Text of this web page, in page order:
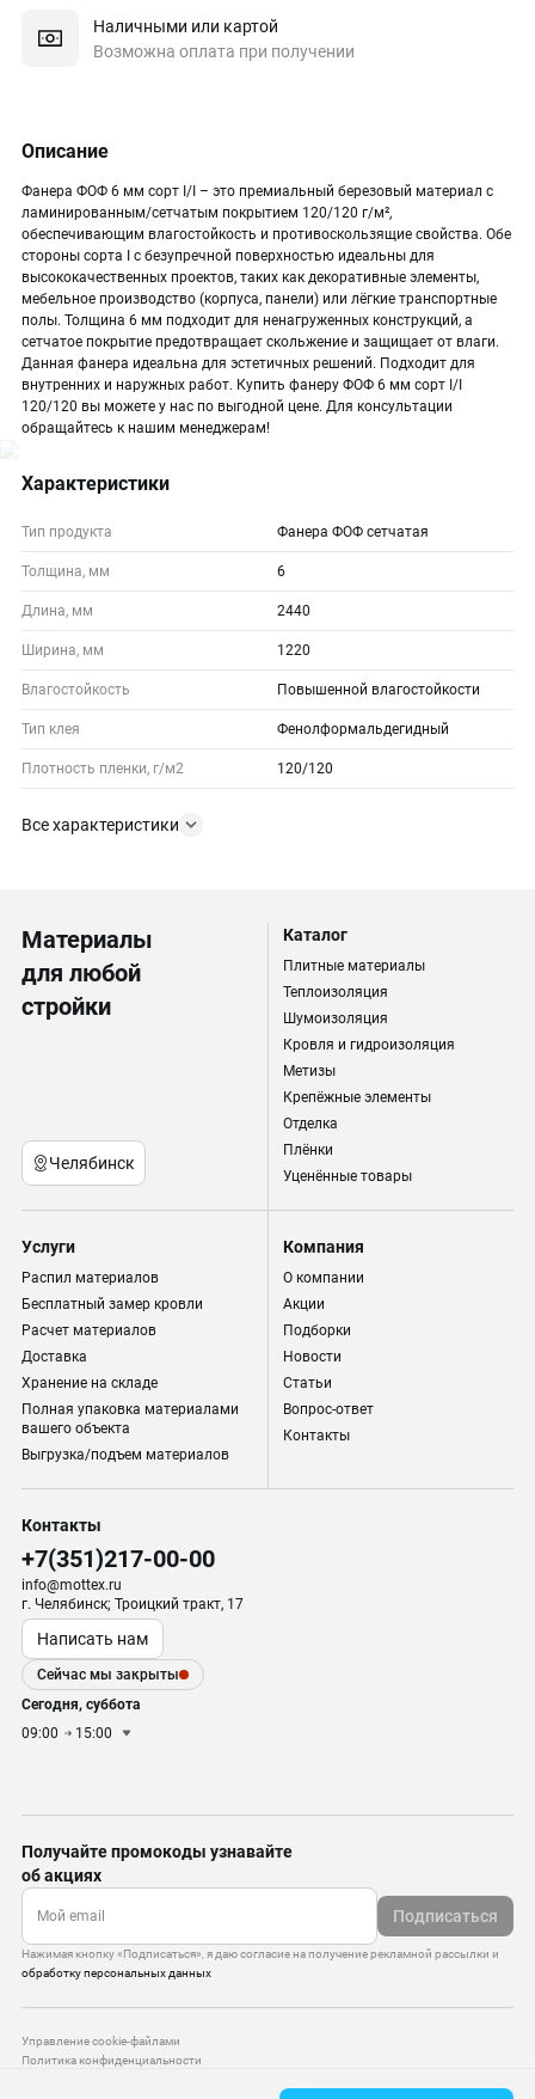
Наличными или картой
Возможна оплата при получении
Описание
Фанера ФОФ 6 мм сорт I/I – это премиальный березовый материал с
ламинированным/сетчатым покрытием 120/120 г/м²,
обеспечивающим влагостойкость и противоскользящие свойства. Обе
стороны сорта I с безупречной поверхностью идеальны для
высококачественных проектов, таких как декоративные элементы,
мебельное производство (корпуса, панели) или лёгкие транспортные
полы. Толщина 6 мм подходит для ненагруженных конструкций, а
сетчатое покрытие предотвращает скольжение и защищает от влаги.
Данная фанера идеальна для эстетичных решений. Подходит для
внутренних и наружных работ. Купить фанеру ФОФ 6 мм сорт I/I
120/120 вы можете у нас по выгодной цене. Для консультации
обращайтесь к нашим менеджерам!
Характеристики
Тип продукта Фанера ФОФ сетчатая
Толщина, мм 6
Длина, мм 2440
Ширина, мм 1220
Влагостойкость Повышенной влагостойкости
Тип клея Фенолформальдегидный
Плотность пленки, г/м2 120/120
Все характеристики
Материалы
для любой
стройки
Челябинск
Каталог
Плитные материалы
Теплоизоляция
Шумоизоляция
Кровля и гидроизоляция
Метизы
Крепёжные элементы
Отделка
Плёнки
Уценённые товары
Услуги
Распил материалов
Бесплатный замер кровли
Расчет материалов
Доставка
Хранение на складе
Полная упаковка материалами
вашего объекта
Выгрузка/подъем материалов
Компания
О компании
Акции
Подборки
Новости
Статьи
Вопрос-ответ
Контакты
Контакты
+7(351)217-00-00
info@mottex.ru
г. Челябинск; Троицкий тракт, 17
Написать нам
Сейчас мы закрыты
Сегодня, суббота
09:00
15:00
Получайте промокоды узнавайте
об акциях
Подписаться
Нажимая кнопку «Подписаться», я даю согласие на получение рекламной рассылки и
обработку персональных данных
Управление cookie-файлами
Политика конфиденциальности